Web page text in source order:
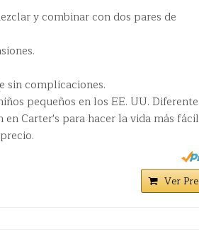
y combinar con dos pares de
sin complicaciones.
pequeños en los EE. UU.
Carter's para hacer la vida más
Ver